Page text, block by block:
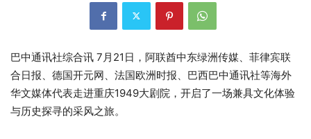
巴中通讯社综合讯 7月21日，阿联酋中东绿洲传媒、菲律宾联
合日报、德国开元网、法国欧洲时报、巴西巴中通讯社等海外
华文媒体代表走进重庆1949大剧院，开启了一场兼具文化体验
与历史探寻的采风之旅。